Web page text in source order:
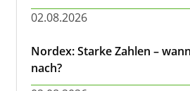
02.08.2026
Nordex: Starke Zahlen –
nach?